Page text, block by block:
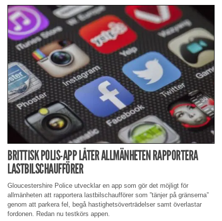
BRITTISK POLIS-APP LÅTER ALLMÄNHETEN RAPPORTERA
LASTBILSCHAUFFÖRER
Gloucestershire Police utvecklar en app som gör det möjligt för
allmänheten att rapportera lastbilschaufförer som ”tänjer på gränserna”
genom att parkera fel, begå hastighetsöverträdelser samt överlastar
fordonen. Redan nu testkörs appen.